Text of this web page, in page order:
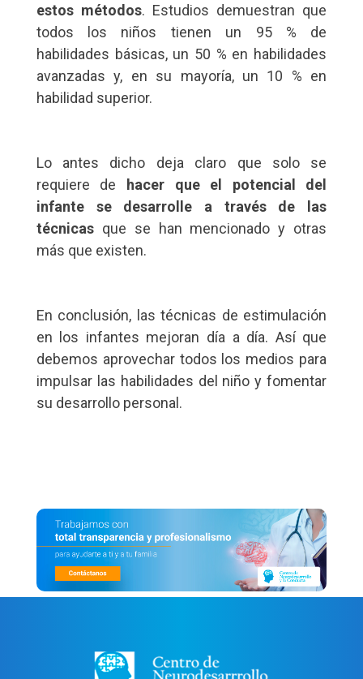
estos métodos. Estudios demuestran que
todos los niños tienen un 95 % de
habilidades básicas, un 50 % en habilidades
avanzadas y, en su mayoría, un 10 % en
habilidad superior.
Lo antes dicho deja claro que solo se
requiere de hacer que el potencial del
infante se desarrolle a través de las
técnicasque se han mencionado y otras
más que existen.
En conclusión, las técnicas de estimulación
en los infantes mejoran día a día. Así que
debemos aprovechar todos los medios para
impulsar las habilidades del niño y fomentar
su desarrollo personal.